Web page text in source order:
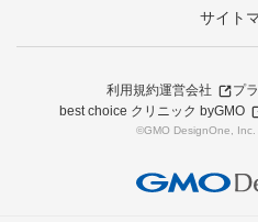
サイト
利用規約運営会社
プ
best choice クリニック byGMO
©GMO DesignOne, Inc.